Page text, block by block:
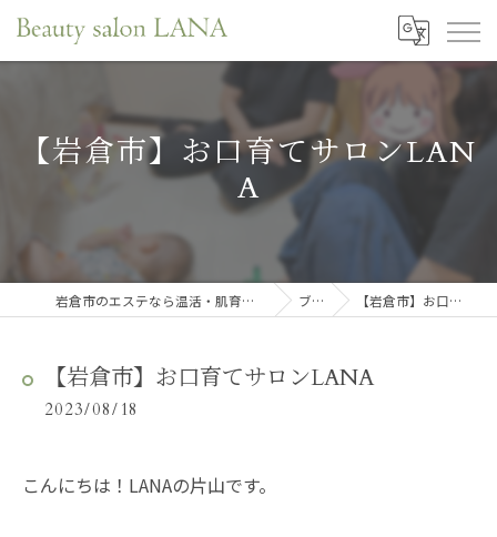
【岩倉市】お口育てサロンLAN
A
岩倉市のエステなら温活・肌育・口元リフレサロンLANA ブログ 【岩倉市】お口育てサロンLANA
【岩倉市】お口育てサロンLANA
2023/08/18
こんにちは！LANAの片山です。